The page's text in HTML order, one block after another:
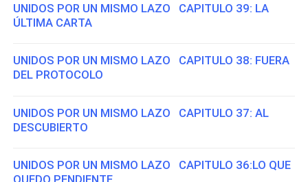
UNIDOS POR UN MISMO LAZO CAPITULO 39: LA
ÚLTIMA CARTA
UNIDOS POR UN MISMO LAZO CAPITULO 38: FUERA
DEL PROTOCOLO
UNIDOS POR UN MISMO LAZO CAPITULO 37: AL
DESCUBIERTO
UNIDOS POR UN MISMO LAZO CAPITULO 36:LO QUE